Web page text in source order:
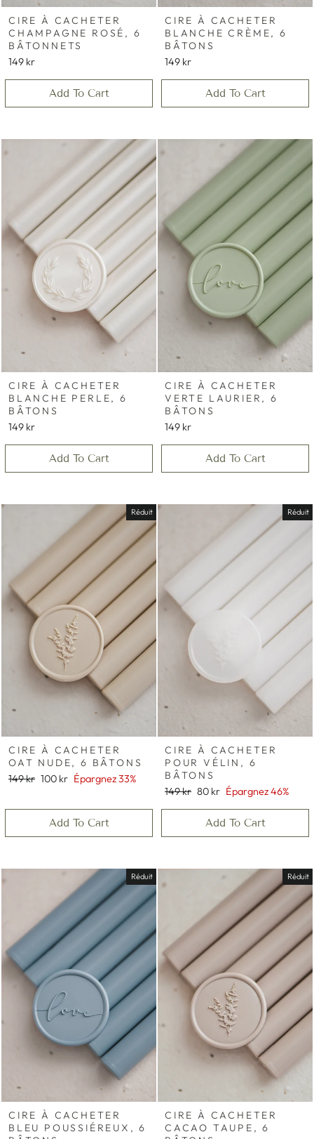
CIRE À CACHETER
CHAMPAGNE ROSÉ, 6
BÂTONNETS
149 kr
Add To Cart
CIRE À CACHETER
BLANCHE CRÈME, 6
BÂTONS
149 kr
Add To Cart
CIRE À CACHETER
BLANCHE PERLE, 6
BÂTONS
149 kr
Add To Cart
CIRE À CACHETER
VERTE LAURIER, 6
BÂTONS
149 kr
Add To Cart
Réduit
CIRE À CACHETER
OAT NUDE, 6 BÂTONS
Prix
149 kr Prix
100 kr Épargnez 33%
Add To Cart
Réduit
CIRE À CACHETER
POUR VÉLIN, 6
BÂTONS
Prix
149 kr Prix
80 kr Épargnez 46%
Add To Cart
Réduit
CIRE À CACHETER
BLEU POUSSIÉREUX, 6
Réduit
CIRE À CACHETER
CACAO TAUPE, 6